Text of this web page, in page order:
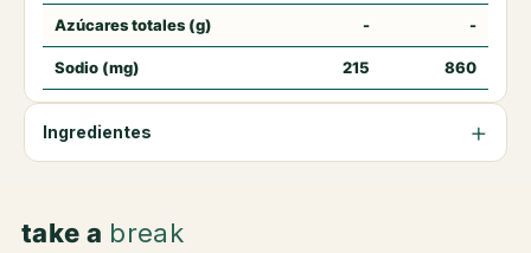
Azúcares totales (g) - -
Sodio (mg) 215 860
Ingredientes
take a break